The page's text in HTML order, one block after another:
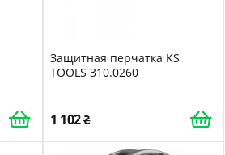
Защитная перчатка KS
TOOLS 310.0260
1 102